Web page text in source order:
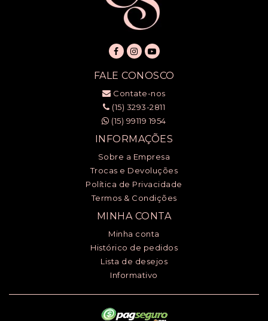
FALE CONOSCO
Contate-nos
(15) 3293-2811
(15) 99119 1954
INFORMAÇÕES
Sobre a Empresa
Trocas e Devoluções
Política de Privacidade
Termos & Condições
MINHA CONTA
Minha conta
Histórico de pedidos
Lista de desejos
Informativo